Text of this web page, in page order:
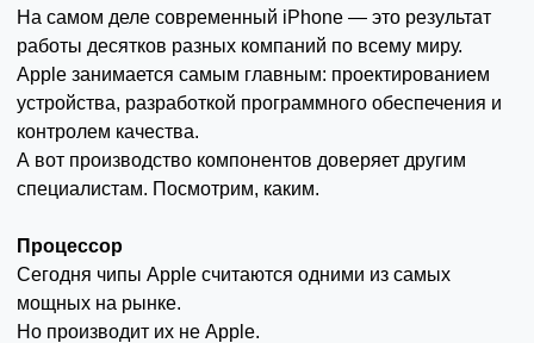
На самом деле современный iPhone — это результат
работы десятков разных компаний по всему миру.
Apple занимается самым главным: проектированием
устройства, разработкой программного обеспечения и
контролем качества.
А вот производство компонентов доверяет другим
специалистам. Посмотрим, каким.
Процессор
Сегодня чипы Apple считаются одними из самых
мощных на рынке.
Но производит их не Apple.